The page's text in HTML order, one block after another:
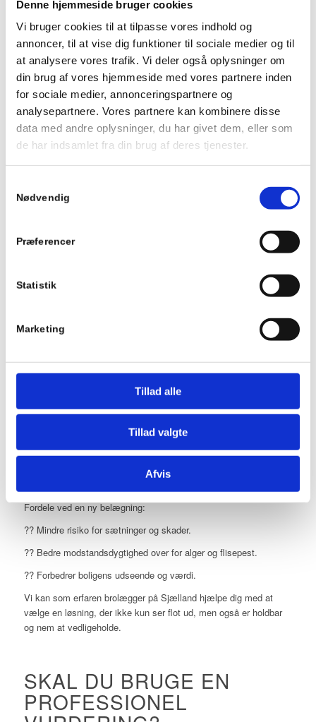
Denne hjemmeside bruger cookies
Vi bruger cookies til at tilpasse vores indhold og
annoncer, til at vise dig funktioner til sociale medier og til
at analysere vores trafik. Vi deler også oplysninger om
din brug af vores hjemmeside med vores partnere inden
for sociale medier, annonceringspartnere og
analysepartnere. Vores partnere kan kombinere disse
data med andre oplysninger, du har givet dem, eller som
de har indsamlet fra din brug af deres tjenester.
Nødvendig
Præferencer
Statistik
Marketing
Tillad alle
Tillad valgte
Afvis
? Skal skiftes: Hvis fugerne er næsten væk, og stenene
forskubber sig, er en ny belægning nødvendig. Hvis du vil undgå
samme problem i fremtiden, kan enbrolægger på Sjælland
hjælpe dig med en løsning, der kræver mindre vedligeholdelse.
4. VURDER
BELÆGNINGENS ALDER
OG HOLDBARHED
mens natursten kan holde meget længere.
? Skal skiftes: Hvis fliserne er gamle, porøse eller revnede, er en
belægning, kan en
rådgive dig om de
BELÆGNING FOR EN
FLOTTERE OG MERE
HOLDBAR LØSNING
Hvis du ofte kæmper med vedligeholdelse, algevækst eller
ujævnheder, kan det betale sig at investere i en helt ny
belægning. Moderne belægninger kræver mindre vedligeholdelse
Fordele ved en ny belægning:
?? Mindre risiko for sætninger og skader.
?? Bedre modstandsdygtighed over for alger og flisepest.
?? Forbedrer boligens udseende og værdi.
Vi kan som erfaren brolægger på Sjælland hjælpe dig med at
vælge en løsning, der ikke kun ser flot ud, men også er holdbar
og nem at vedligeholde.
SKAL DU BRUGE EN
PROFESSIONEL